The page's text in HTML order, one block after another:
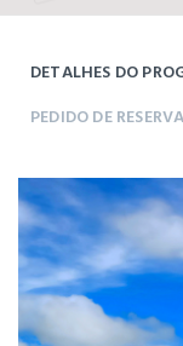
DETALHES DO
PEDIDO DE RESERVA